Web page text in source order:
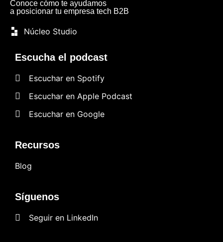
Conoce cómo te ayudamos
a posicionar tu empresa tech B2B
Núcleo Studio
Escucha el podcast
Escuchar en Spotify
Escuchar en Apple Podcast
Escuchar en Google
Recursos
Blog
Síguenos
Seguir en LinkedIn